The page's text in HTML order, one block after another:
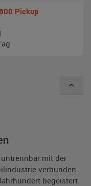
mit der
verbunden
begeistert
Pickup